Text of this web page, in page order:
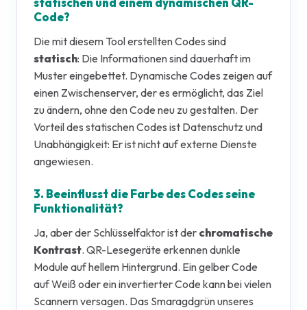
Code?
Die mit diesem Tool erstellten Codes sind
statisch: Die Informationen sind dauerhaft im
Muster eingebettet. Dynamische Codes zeigen auf
einen Zwischenserver, der es ermöglicht, das Ziel
zu ändern, ohne den Code neu zu gestalten. Der
Vorteil des statischen Codes ist Datenschutz und
Unabhängigkeit: Er ist nicht auf externe Dienste
angewiesen.
3. Beeinflusst die Farbe des Codes seine
Funktionalität?
Ja, aber der Schlüsselfaktor ist der chromatische
Kontrast. QR-Lesegeräte erkennen dunkle
Module auf hellem Hintergrund. Ein gelber Code
auf Weiß oder ein invertierter Code kann bei vielen
Scannern versagen. Das Smaragdgrün unseres